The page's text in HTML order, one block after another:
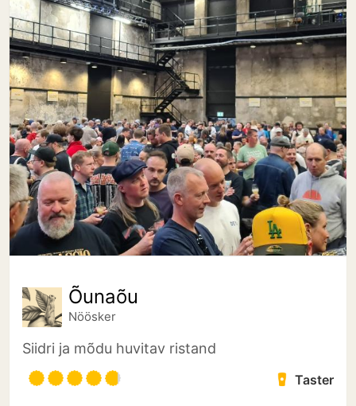
Õunaõu
Nöösker
Siidri ja mõdu huvitav ristand
Taster